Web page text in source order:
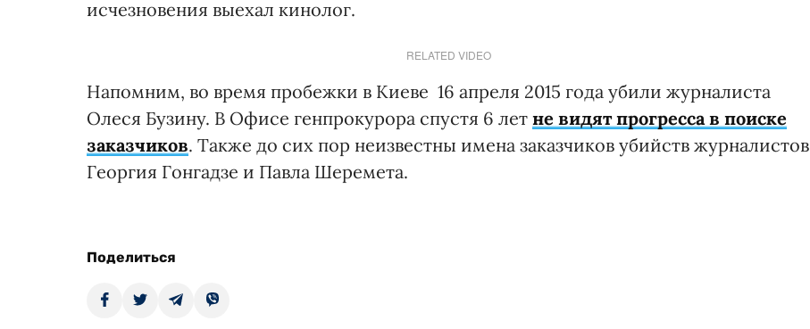
исчезновения выехал кинолог.
RELATED VIDEO
Напомним, во время пробежки в Киеве 16 апреля 2015 года убили журналиста
Олеся Бузину. В Офисе генпрокурора спустя 6 лет не видят прогресса в поиске
заказчиков. Также до сих пор неизвестны имена заказчиков убийств журналистов
Георгия Гонгадзе и Павла Шеремета.
Поделиться